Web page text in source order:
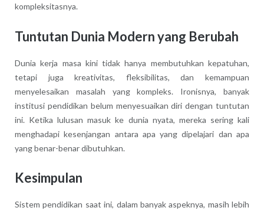
kompleksitasnya.
Tuntutan Dunia Modern yang Berubah
Dunia kerja masa kini tidak hanya membutuhkan kepatuhan,
tetapi juga kreativitas, fleksibilitas, dan kemampuan
menyelesaikan masalah yang kompleks. Ironisnya, banyak
institusi pendidikan belum menyesuaikan diri dengan tuntutan
ini. Ketika lulusan masuk ke dunia nyata, mereka sering kali
menghadapi kesenjangan antara apa yang dipelajari dan apa
yang benar-benar dibutuhkan.
Kesimpulan
Sistem pendidikan saat ini, dalam banyak aspeknya, masih lebih